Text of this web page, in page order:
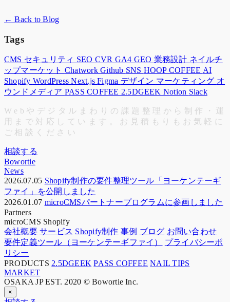
← Back to Blog
Tags
CMS セキュリティ SEO CVR GA4 GEO 業務設計 ネイルチ
ップマーケット ChatworkGithub SNS HOOP COFFEE AI
Shopify WordPressNext.jsFigma デザイン マーケティング オ
ウンドメディア PASS COFFEE 2.5DGEEK Notion Slack
W e b や デ ジ タ ル ま わ り の 課 題 整理 か ら 制作 ・
運
用
ま で 対 応 し て い ま す お 見 積 も り も お 気 軽 に
ご 相 談 く だ さ い
相談する
Bowortie
News
2026.07.05 Shopify制作の要件整理ツール「ヨーケンテーギ
ファイ」を公開しました
2026.01.07 microCMSパートナープログラムに参画しました
Partners
microCMS Shopify
会社概要 サービス Shopify制作 事例 ブログ お問い合わせ
要件定義ツール（ヨーケンテーギファイ）
プライバシーポ
リシー
PRODUCTS 2.5DGEEK PASS COFFEE NAIL TIPS
MARKET
OSAKA JP EST. 2020 © Bowortie Inc.
×